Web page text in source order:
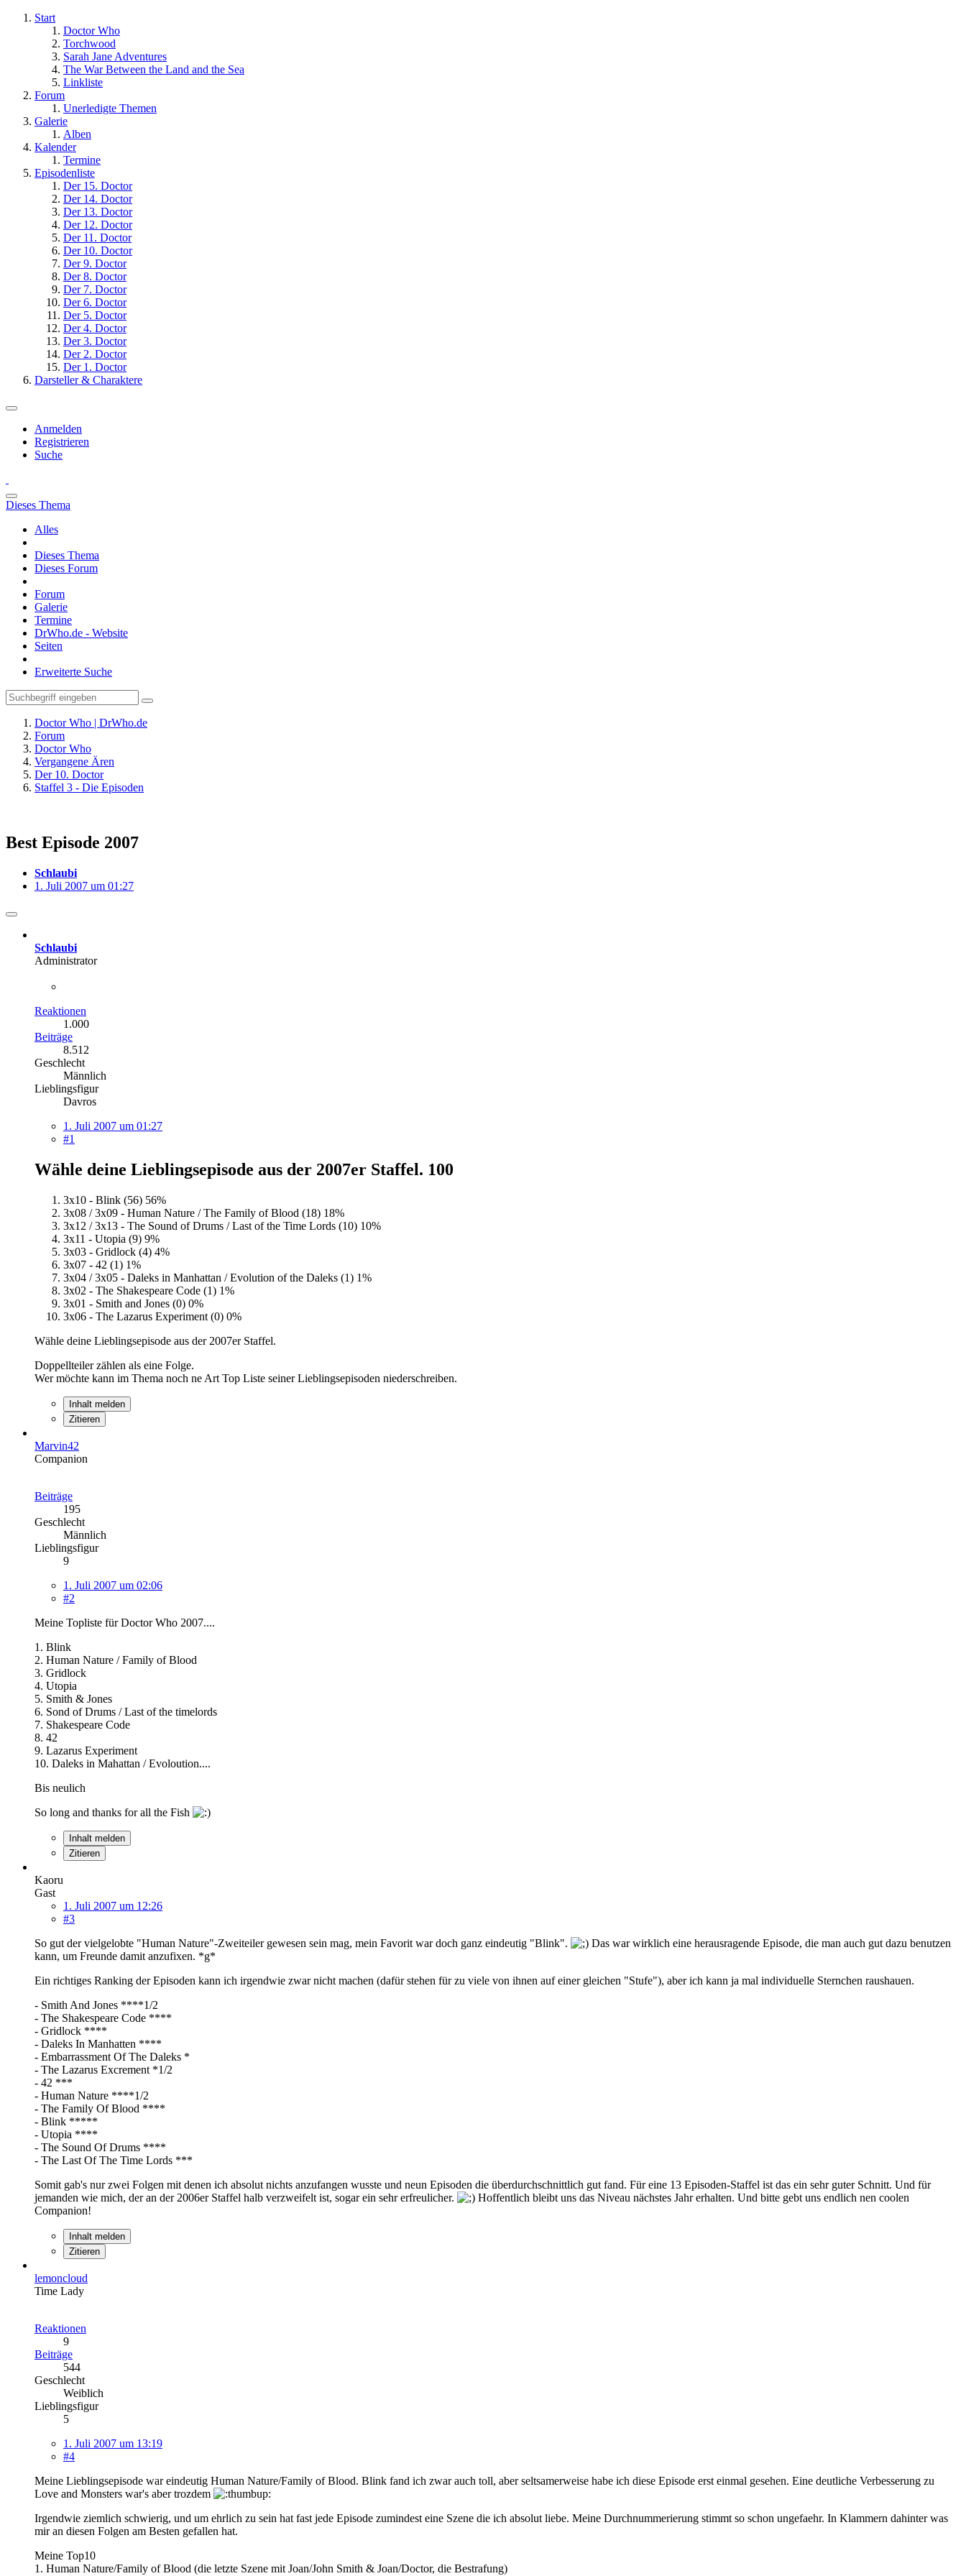
Start
Doctor Who
Torchwood
Sarah Jane Adventures
The War Between the Land and the Sea
Linkliste
Forum
Unerledigte Themen
Galerie
Alben
Kalender
Termine
Episodenliste
Der 15. Doctor
Der 14. Doctor
Der 13. Doctor
Der 12. Doctor
Der 11. Doctor
Der 10. Doctor
Der 9. Doctor
Der 8. Doctor
Der 7. Doctor
Der 6. Doctor
Der 5. Doctor
Der 4. Doctor
Der 3. Doctor
Der 2. Doctor
Der 1. Doctor
Darsteller & Charaktere
Anmelden
Registrieren
Suche
Dieses Thema
Alles
Dieses Thema
Dieses Forum
Forum
Galerie
Termine
DrWho.de - Website
Seiten
Erweiterte Suche
Doctor Who | DrWho.de
Forum
Doctor Who
Vergangene Ären
Der 10. Doctor
Staffel 3 - Die Episoden
Best Episode 2007
Schlaubi
1. Juli 2007 um 01:27
Schlaubi
Administrator
Reaktionen
1.000
Beiträge
8.512
Geschlecht
Männlich
Lieblingsfigur
Davros
1. Juli 2007 um 01:27
#1
Wähle deine Lieblingsepisode aus der 2007er Staffel. 100
3x10 - Blink (56) 56%
3x08 / 3x09 - Human Nature / The Family of Blood (18) 18%
3x12 / 3x13 - The Sound of Drums / Last of the Time Lords (10) 10%
3x11 - Utopia (9) 9%
3x03 - Gridlock (4) 4%
3x07 - 42 (1) 1%
3x04 / 3x05 - Daleks in Manhattan / Evolution of the Daleks (1) 1%
3x02 - The Shakespeare Code (1) 1%
3x01 - Smith and Jones (0) 0%
3x06 - The Lazarus Experiment (0) 0%
Wähle deine Lieblingsepisode aus der 2007er Staffel.
Doppellteiler zählen als eine Folge.
Wer möchte kann im Thema noch ne Art Top Liste seiner Lieblingsepisoden niederschreiben.
Inhalt melden
Zitieren
Marvin42
Companion
Beiträge
195
Geschlecht
Männlich
Lieblingsfigur
9
1. Juli 2007 um 02:06
#2
Meine Topliste für Doctor Who 2007....
1. Blink
2. Human Nature / Family of Blood
3. Gridlock
4. Utopia
5. Smith & Jones
6. Sond of Drums / Last of the timelords
7. Shakespeare Code
8. 42
9. Lazarus Experiment
10. Daleks in Mahattan / Evoloution....
Bis neulich
So long and thanks for all the Fish
Inhalt melden
Zitieren
Kaoru
Gast
1. Juli 2007 um 12:26
#3
So gut der vielgelobte "Human Nature"-Zweiteiler gewesen sein mag, mein Favorit war doch ganz eindeutig "Blink".
Das war wirklich eine herausragende Episode, die man auch gut dazu benutzen
kann, um Freunde damit anzufixen. *g*
Ein richtiges Ranking der Episoden kann ich irgendwie zwar nicht machen (dafür stehen für zu viele von ihnen auf einer gleichen "Stufe"), aber ich kann ja mal individuelle Sternchen raushauen.
- Smith And Jones ****1/2
- The Shakespeare Code ****
- Gridlock ****
- Daleks In Manhatten ****
- Embarrassment Of The Daleks *
- The Lazarus Excrement *1/2
- 42 ***
- Human Nature ****1/2
- The Family Of Blood ****
- Blink *****
- Utopia ****
- The Sound Of Drums ****
- The Last Of The Time Lords ***
Somit gab's nur zwei Folgen mit denen ich absolut nichts anzufangen wusste und neun Episoden die überdurchschnittlich gut fand. Für eine 13 Episoden-Staffel ist das ein sehr guter Schnitt. Und für
jemanden wie mich, der an der 2006er Staffel halb verzweifelt ist, sogar ein sehr erfreulicher.
Hoffentlich bleibt uns das Niveau nächstes Jahr erhalten. Und bitte gebt uns endlich nen coolen
Companion!
Inhalt melden
Zitieren
lemoncloud
Time Lady
Reaktionen
9
Beiträge
544
Geschlecht
Weiblich
Lieblingsfigur
5
1. Juli 2007 um 13:19
#4
Meine Lieblingsepisode war eindeutig Human Nature/Family of Blood. Blink fand ich zwar auch toll, aber seltsamerweise habe ich diese Episode erst einmal gesehen. Eine deutliche Verbesserung zu
Love and Monsters war's aber trozdem
Irgendwie ziemlich schwierig, und um ehrlich zu sein hat fast jede Episode zumindest eine Szene die ich absolut liebe. Meine Durchnummerierung stimmt so schon ungefaehr. In Klammern dahinter was
mir an diesen Folgen am Besten gefallen hat.
Meine Top10
1. Human Nature/Family of Blood (die letzte Szene mit Joan/John Smith & Joan/Doctor, die Bestrafung)